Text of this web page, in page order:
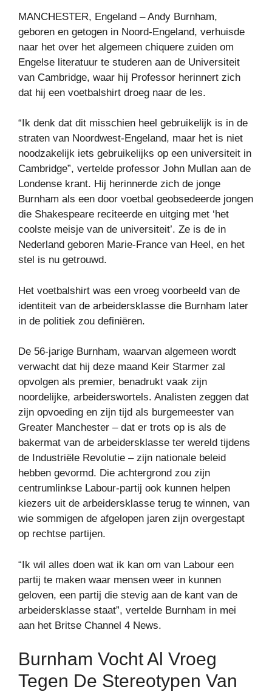
MANCHESTER, Engeland – Andy Burnham,
geboren en getogen in Noord-Engeland, verhuisde
naar het over het algemeen chiquere zuiden om
Engelse literatuur te studeren aan de Universiteit
van Cambridge, waar hij Professor herinnert zich
dat hij een voetbalshirt droeg naar de les.
“Ik denk dat dit misschien heel gebruikelijk is in de
straten van Noordwest-Engeland, maar het is niet
noodzakelijk iets gebruikelijks op een universiteit in
Cambridge”, vertelde professor John Mullan aan de
Londense krant. Hij herinnerde zich de jonge
Burnham als een door voetbal geobsedeerde jongen
die Shakespeare reciteerde en uitging met ‘het
coolste meisje van de universiteit’. Ze is de in
Nederland geboren Marie-France van Heel, en het
stel is nu getrouwd.
Het voetbalshirt was een vroeg voorbeeld van de
identiteit van de arbeidersklasse die Burnham later
in de politiek zou definiëren.
De 56-jarige Burnham, waarvan algemeen wordt
verwacht dat hij deze maand Keir Starmer zal
opvolgen als premier, benadrukt vaak zijn
noordelijke, arbeiderswortels. Analisten zeggen dat
zijn opvoeding en zijn tijd als burgemeester van
Greater Manchester – dat er trots op is als de
bakermat van de arbeidersklasse ter wereld tijdens
de Industriële Revolutie – zijn nationale beleid
hebben gevormd. Die achtergrond zou zijn
centrumlinkse Labour-partij ook kunnen helpen
kiezers uit de arbeidersklasse terug te winnen, van
wie sommigen de afgelopen jaren zijn overgestapt
op rechtse partijen.
“Ik wil alles doen wat ik kan om van Labour een
partij te maken waar mensen weer in kunnen
geloven, een partij die stevig aan de kant van de
arbeidersklasse staat”, vertelde Burnham in mei
aan het Britse Channel 4 News.
Burnham Vocht Al Vroeg
Tegen De Stereotypen Van